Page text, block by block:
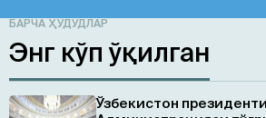
БАРЧА ҲУДУДЛАР
Энг кўп ўқилган
Ўзбекистон президенти